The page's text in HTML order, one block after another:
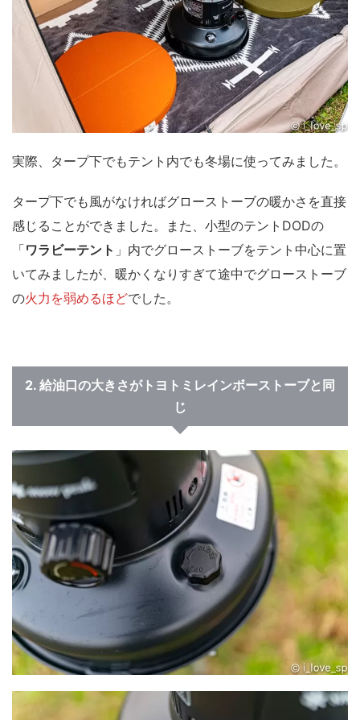
実際、タープ下でもテント内でも冬場に使ってみました。
タープ下でも風がなければグローストーブの暖かさを直接
感じることができました。また、小型のテントDODの
「ワラビーテント 」内でグローストーブをテント中心に置
いてみましたが、 暖かくなりすぎて途中でグローストーブ
の火力を弱めるほどでした。
2. 給油口の大きさがトヨトミレインボーストーブと同
じ